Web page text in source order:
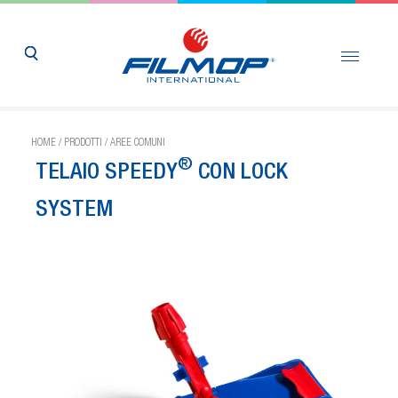
HOME / PRODOTTI / AREE COMUNI
TELAIO SPEEDY® CON LOCK
SYSTEM